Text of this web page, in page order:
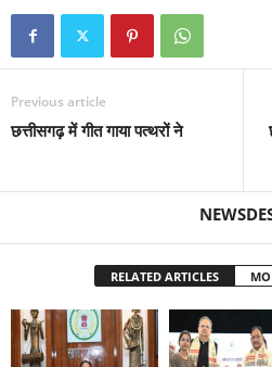
Previous article
छत्तीसगढ़ में गीत गाया पत्थरों ने
RELATED ARTICLES